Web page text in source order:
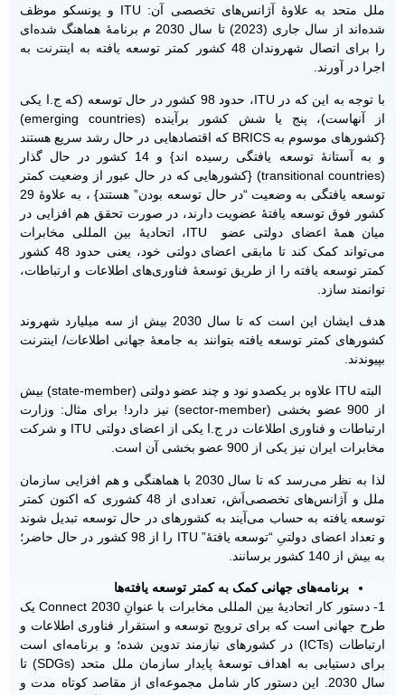
ملل متحد به علاوۀ آژانس‌های تخصصی آن: ITU و یونسکو موظف
شده‌اند از سال جاری (2023) تا سال 2030 م برنامۀ هماهنگ شده‌ای
را برای اتصال شهروندان 48 کشور کمتر توسعه یافته به اینترنت به
اجرا در آورند.
با توجه به این که در ITU، حدود 98 کشور در حال توسعه (که ج.ا یکی
از آنهاست)، پنج یا شش کشور برآینده (emerging countries)
{کشورهای موسوم به BRICS که اقتصادهایی در حال رشد سریع هستند
و به آستانۀ توسعه یافتگی رسیده اند} و 14 کشور در حال گذار
(transitional countries) {کشورهایی که در حال عبور از وضعیت کمتر
توسعه یافتگی به وضعیت “در حال توسعه بودن” هستند} ، به علاوۀ 29
کشور فوق توسعه یافتۀ عضویت دارند، در صورت تحقق هم افزایی در
میان همۀ اعضای دولتی عضو ITU، اتحادیۀ بین المللی مخابرات
می‌تواند کمک کند تا مابقی اعضای دولتی خود، یعنی حدود 48 کشور
کمتر توسعه یافته را از طریق توسعۀ فناوری‌های اطلاعات و ارتباطات،
توانمند سازد.
هدف ایشان این است که تا سال 2030 بیش از سه میلیارد شهروند
کشورهای کمتر توسعه یافته بتوانند به جامعۀ جهانی اطلاعات/ اینترنت
بپیوندند.
البته ITU علاوه بر یکصدو نود و چند عضو دولتی (state-member) بیش
از 900 عضو بخشی (sector-member) نیز دارد! برای مثال: وزارت
ارتباطات و فناوری اطلاعات در ج.ا یکی از اعضای دولتی ITU و شرکت
مخابرات ایران نیز یکی از 900 عضو بخشی آن است.
لذا به نظر می‌رسد که تا سال 2030 با هماهنگی و هم افزایی سازمان
ملل و آژانس‌های تخصصی‌اَش، تعدادی از 48 کشوری که اکنون کمتر
توسعه یافته به حساب می‌آیند به کشورهای در حال توسعه تبدیل شوند
و تعداد اعضای دولتیِ “توسعه یافتۀ” ITU را از 98 کشور در حال حاضر؛
به بیش از 140 کشور برسانند.
برنامه‌های جهانی کمک به کمتر توسعه یافته‌ها
1- دستور کار اتحادیۀ بین المللی مخابرات با عنوانِ Connect 2030 یک
طرح جهانی است که برای ترویج توسعه و استقرار فناوری اطلاعات و
ارتباطات (ICTs) در کشورهای نیازمند تدوین شده؛ و برنامه‌ای است
برای دستیابی به اهداف توسعۀ پایدار سازمان ملل متحد (SDGs) تا
سال 2030. این دستور کار شامل مجموعه‌ای از مقاصد کوتاه مدت و